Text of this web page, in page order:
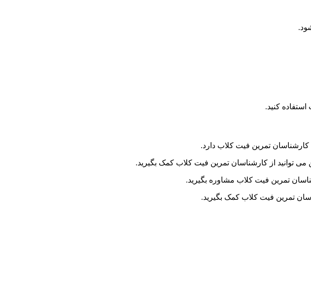
کنید.
تمرین فیت کلاب دارد.
توانید از کارشناسان تمرین فیت کلاب کمک بگیرید.
تمرین فیت کلاب مشاوره بگیرید.
تمرین فیت کلاب کمک بگیرید.